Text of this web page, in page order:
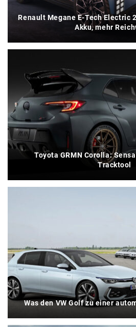
Renault Megane E-Tech Electric
Akku, mehr
Toyota GRMN Corolla:
Tracktool
Was den VW Golf zu einer